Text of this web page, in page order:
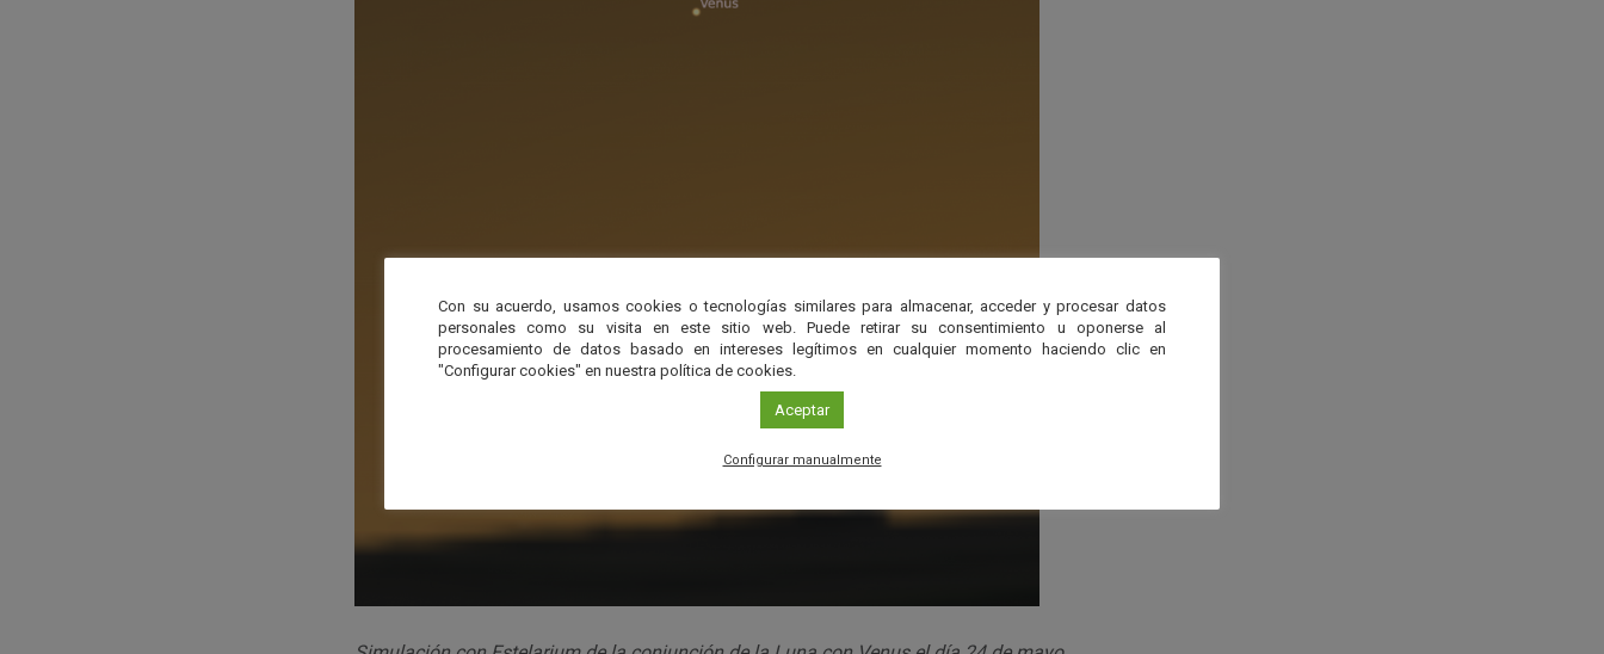
Con su acuerdo, usamos cookies o tecnologías similares para almacenar, acceder y procesar datos
personales como su visita en este sitio web. Puede retirar su consentimiento u oponerse al
procesamiento de datos basado en intereses legítimos en cualquier momento haciendo clic en
"Configurar cookies" en nuestra política de cookies.
Aceptar
Configurar manualmente